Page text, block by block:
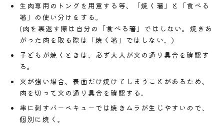
生肉専用のトングを用意する等、「焼く箸」と「食べる
箸」の使い分けをする。
(肉を裏返す際は自分の「食べる箸」ではしない。焼きあ
がった肉を取る際は「焼く箸」ではしない。)
子どもが焼くときは、必ず大人が火の通り具合を確認す
る。
火が強い場合、表面だけ焼けてしまうことがあるため、
肉を切って火の通り具合を確認する。
串に刺すバーベキューでは焼きムラが生じやすいので、
個別に焼く。